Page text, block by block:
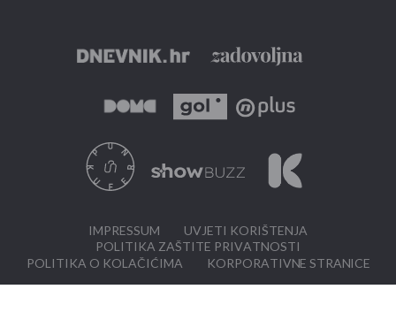
IMPRESSUM
UVJETI KORIŠTENJA
POLITIKA ZAŠTITE PRIVATNOSTI
POLITIKA O KOLAČIĆIMA
KORPORATIVNE STRANICE